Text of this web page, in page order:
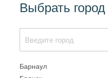
Выбрать город
Барнаул